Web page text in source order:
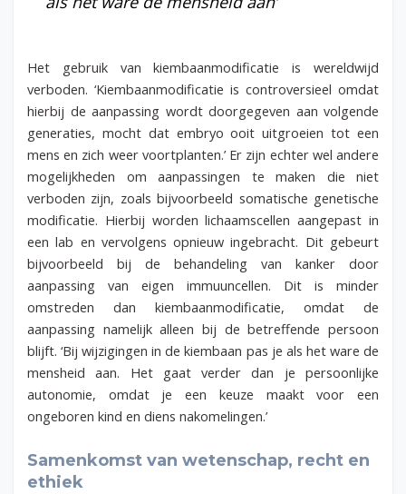
Het gebruik van kiembaanmodificatie is wereldwijd
verboden. ‘Kiembaanmodificatie is controversieel omdat
hierbij de aanpassing wordt doorgegeven aan volgende
generaties, mocht dat embryo ooit uitgroeien tot een
mens en zich weer voortplanten.’ Er zijn echter wel andere
mogelijkheden om aanpassingen te maken die niet
verboden zijn, zoals bijvoorbeeld somatische genetische
modificatie. Hierbij worden lichaamscellen aangepast in
een lab en vervolgens opnieuw ingebracht. Dit gebeurt
bijvoorbeeld bij de behandeling van kanker door
aanpassing van eigen immuuncellen. Dit is minder
omstreden dan kiembaanmodificatie, omdat de
aanpassing namelijk alleen bij de betreffende persoon
blijft. ‘Bij wijzigingen in de kiembaan pas je als het ware de
mensheid aan. Het gaat verder dan je persoonlijke
autonomie, omdat je een keuze maakt voor een
ongeboren kind en diens nakomelingen.’
Samenkomst van wetenschap, recht en
ethiek